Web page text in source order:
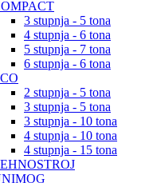
3 stupnja - 5 tona
4 stupnja - 6 tona
5 stupnja - 7 tona
6 stupnja - 6 tona
2 stupnja - 5 tona
3 stupnja - 5 tona
3 stupnja - 10 tona
4 stupnja - 10 tona
4 stupnja - 15 tona